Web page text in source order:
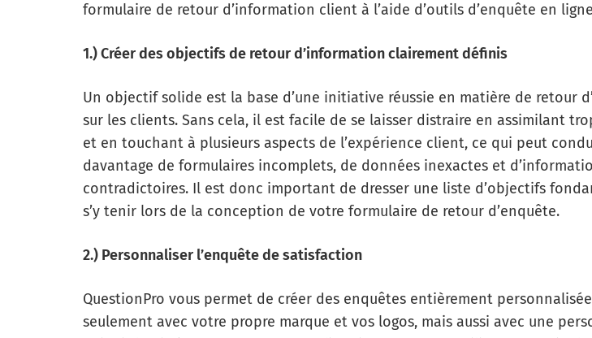
formulaire de retour d’information client à l’aide d’outils d’enquête en
1.) Créer des objectifs de retour d’information clairement définis
Un objectif solide est la base d’une initiative réussie en matière de retour
sur les clients. Sans cela, il est facile de se laisser distraire en assimilant
et en touchant à plusieurs aspects de l’expérience client, ce qui peut
davantage de formulaires incomplets, de données inexactes et
contradictoires. Il est donc important de dresser une liste d’objectifs
s’y tenir lors de la conception de votre formulaire de retour d’enquête.
2.) Personnaliser l’enquête de satisfaction
QuestionPro vous permet de créer des enquêtes entièrement
seulement avec votre propre marque et vos logos, mais aussi avec une